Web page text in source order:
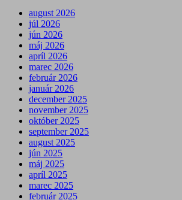
august 2026
júl 2026
jún 2026
máj 2026
apríl 2026
marec 2026
február 2026
január 2026
december 2025
november 2025
október 2025
september 2025
august 2025
jún 2025
máj 2025
apríl 2025
marec 2025
február 2025